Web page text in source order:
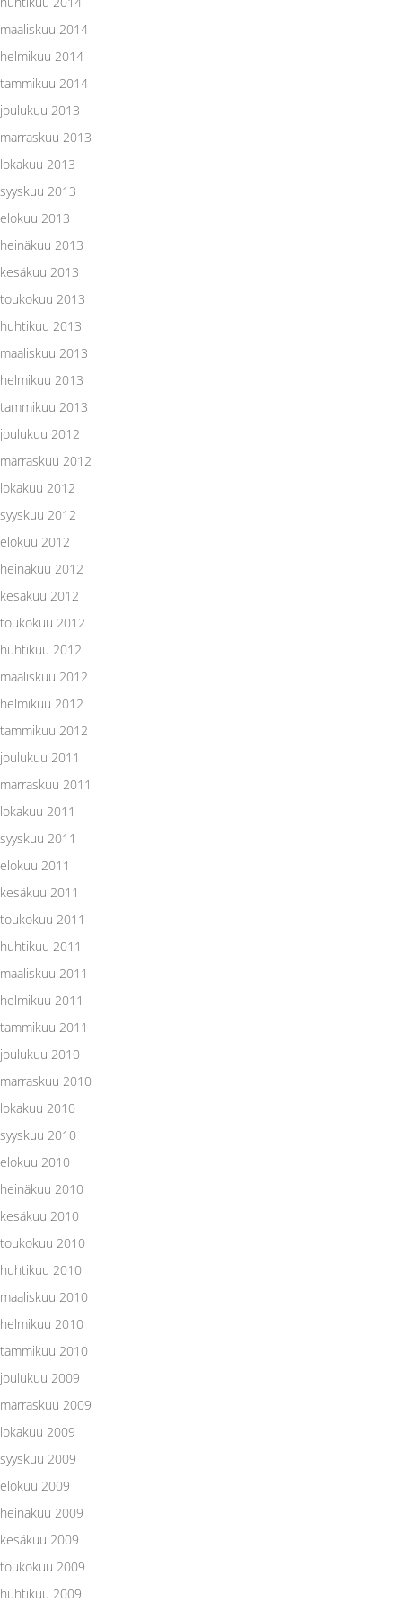
maaliskuu 2014
helmikuu 2014
tammikuu 2014
joulukuu 2013
marraskuu 2013
lokakuu 2013
syyskuu 2013
elokuu 2013
heinäkuu 2013
kesäkuu 2013
toukokuu 2013
huhtikuu 2013
maaliskuu 2013
helmikuu 2013
tammikuu 2013
joulukuu 2012
marraskuu 2012
lokakuu 2012
syyskuu 2012
elokuu 2012
heinäkuu 2012
kesäkuu 2012
toukokuu 2012
huhtikuu 2012
maaliskuu 2012
helmikuu 2012
tammikuu 2012
joulukuu 2011
marraskuu 2011
lokakuu 2011
syyskuu 2011
elokuu 2011
kesäkuu 2011
toukokuu 2011
huhtikuu 2011
maaliskuu 2011
helmikuu 2011
tammikuu 2011
joulukuu 2010
marraskuu 2010
lokakuu 2010
syyskuu 2010
elokuu 2010
heinäkuu 2010
kesäkuu 2010
toukokuu 2010
huhtikuu 2010
maaliskuu 2010
helmikuu 2010
tammikuu 2010
joulukuu 2009
marraskuu 2009
lokakuu 2009
syyskuu 2009
elokuu 2009
heinäkuu 2009
kesäkuu 2009
toukokuu 2009
huhtikuu 2009